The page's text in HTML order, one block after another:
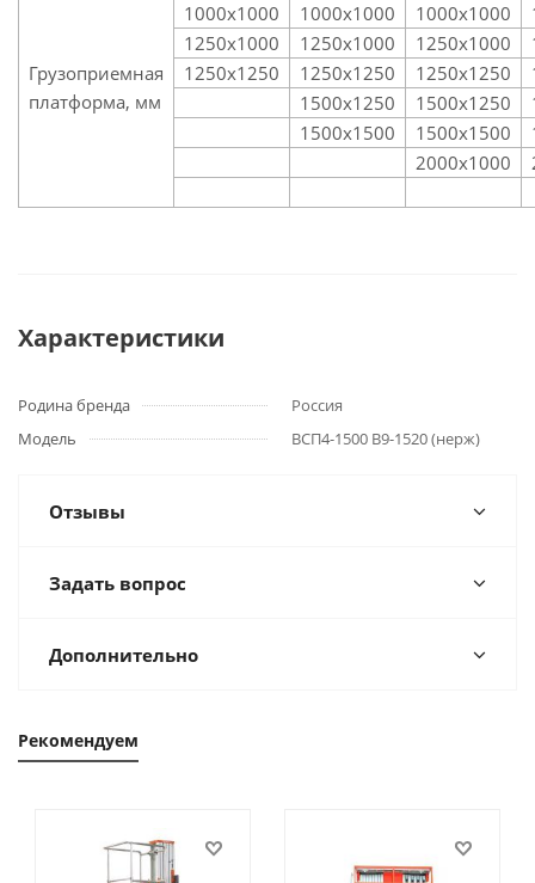
Грузоприемная
платформа, мм
1000х1000
1000х1000 1000х1000
1250х1000
1250х1000 1250х1000
1250х1250
1250х1250 1250х1250
1500х1250
1500х1250
1500х1500
1500х1500
2000х1000
Характеристики
Родина бренда
Россия
Модель
ВСП4-1500 В9-1520 (нерж)
Отзывы
Задать вопрос
Дополнительно
Рекомендуем